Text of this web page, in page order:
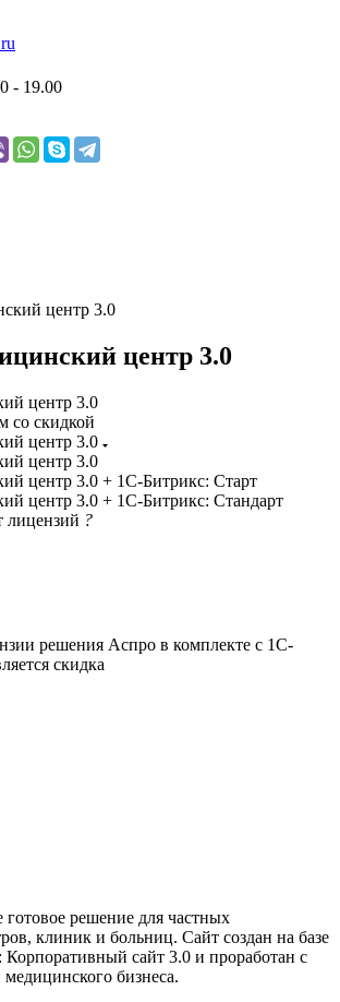
- 19.00
центр 3.0
центр 3.0
центр 3.0
со скидкой
центр 3.0
центр 3.0
центр 3.0 + 1С-Битрикс: Старт
центр 3.0 + 1С-Битрикс: Стандарт
лицензий ?
решения Аспро в комплекте с 1С-
скидка
решение для частных
клиник и больниц. Сайт создан на базе
сайт 3.0 и проработан с
бизнеса.